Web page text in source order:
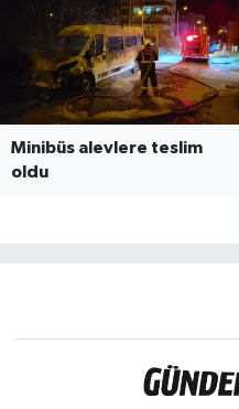
Minibüs alevlere teslim
oldu